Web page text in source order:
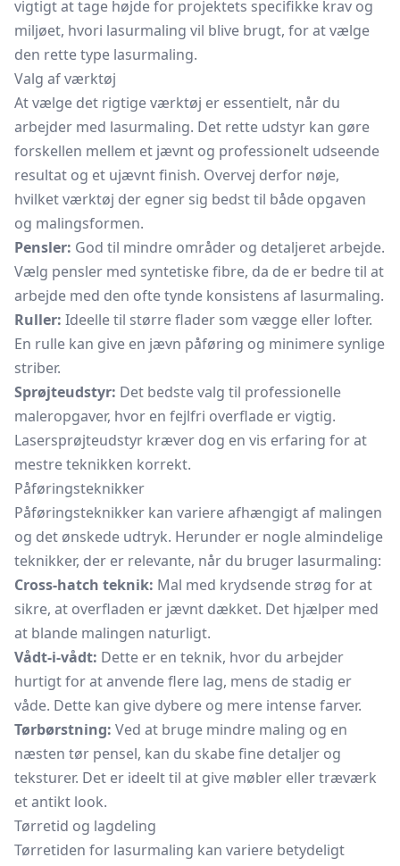
vigtigt at tage højde for projektets specifikke krav og
miljøet, hvori lasurmaling vil blive brugt, for at vælge
den rette type lasurmaling.
Valg af værktøj
At vælge det rigtige værktøj er essentielt, når du
arbejder med lasurmaling. Det rette udstyr kan gøre
forskellen mellem et jævnt og professionelt udseende
resultat og et ujævnt finish. Overvej derfor nøje,
hvilket værktøj der egner sig bedst til både opgaven
og malingsformen.
Pensler: God til mindre områder og detaljeret arbejde.
Vælg pensler med syntetiske fibre, da de er bedre til at
arbejde med den ofte tynde konsistens af lasurmaling.
Ruller: Ideelle til større flader som vægge eller lofter.
En rulle kan give en jævn påføring og minimere synlige
striber.
Sprøjteudstyr: Det bedste valg til professionelle
maleropgaver, hvor en fejlfri overflade er vigtig.
Lasersprøjteudstyr kræver dog en vis erfaring for at
mestre teknikken korrekt.
Påføringsteknikker
Påføringsteknikker kan variere afhængigt af malingen
og det ønskede udtryk. Herunder er nogle almindelige
teknikker, der er relevante, når du bruger lasurmaling:
Cross-hatch teknik: Mal med krydsende strøg for at
sikre, at overfladen er jævnt dækket. Det hjælper med
at blande malingen naturligt.
Vådt-i-vådt: Dette er en teknik, hvor du arbejder
hurtigt for at anvende flere lag, mens de stadig er
våde. Dette kan give dybere og mere intense farver.
Tørbørstning: Ved at bruge mindre maling og en
næsten tør pensel, kan du skabe fine detaljer og
teksturer. Det er ideelt til at give møbler eller træværk
et antikt look.
Tørretid og lagdeling
Tørretiden for lasurmaling kan variere betydeligt